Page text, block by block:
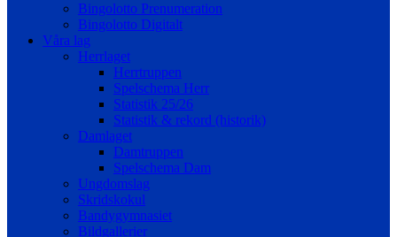
Bingolotto Prenumeration
Bingolotto Digitalt
Våra lag
Herrlaget
Herrtruppen
Spelschema Herr
Statistik 25/26
Statistik & rekord (historik)
Damlaget
Damtruppen
Spelschema Dam
Ungdomslag
Skridskokul
Bandygymnasiet
Bildgallerier